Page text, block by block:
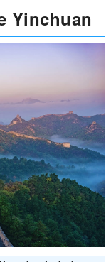
Yinchuan